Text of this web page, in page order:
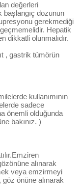
değerleri
başlangıç dozunun
gerekmediği
Hepatik
dikkatli olunmalıdır.
, gastrik tümörün
kullanımının
sadece
önemli olduğunda
bakınız. )
alınarak
veya emzirmeyi
önüne alınarak